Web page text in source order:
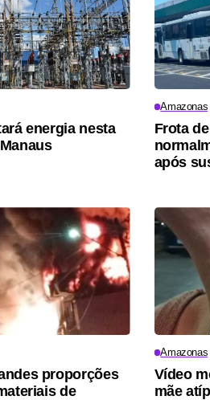
energia nesta
Amazonas
Frota
após
proporções
de
Amazonas
Vídeo
mãe